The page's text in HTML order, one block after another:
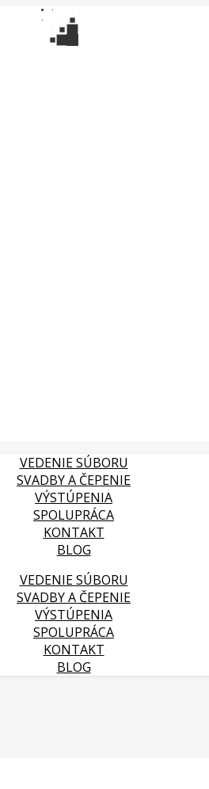
VEDENIE SÚBORU
SVADBY A ČEPENIE
VÝSTÚPENIA
SPOLUPRÁCA
KONTAKT
BLOG
VEDENIE SÚBORU
SVADBY A ČEPENIE
VÝSTÚPENIA
SPOLUPRÁCA
KONTAKT
BLOG